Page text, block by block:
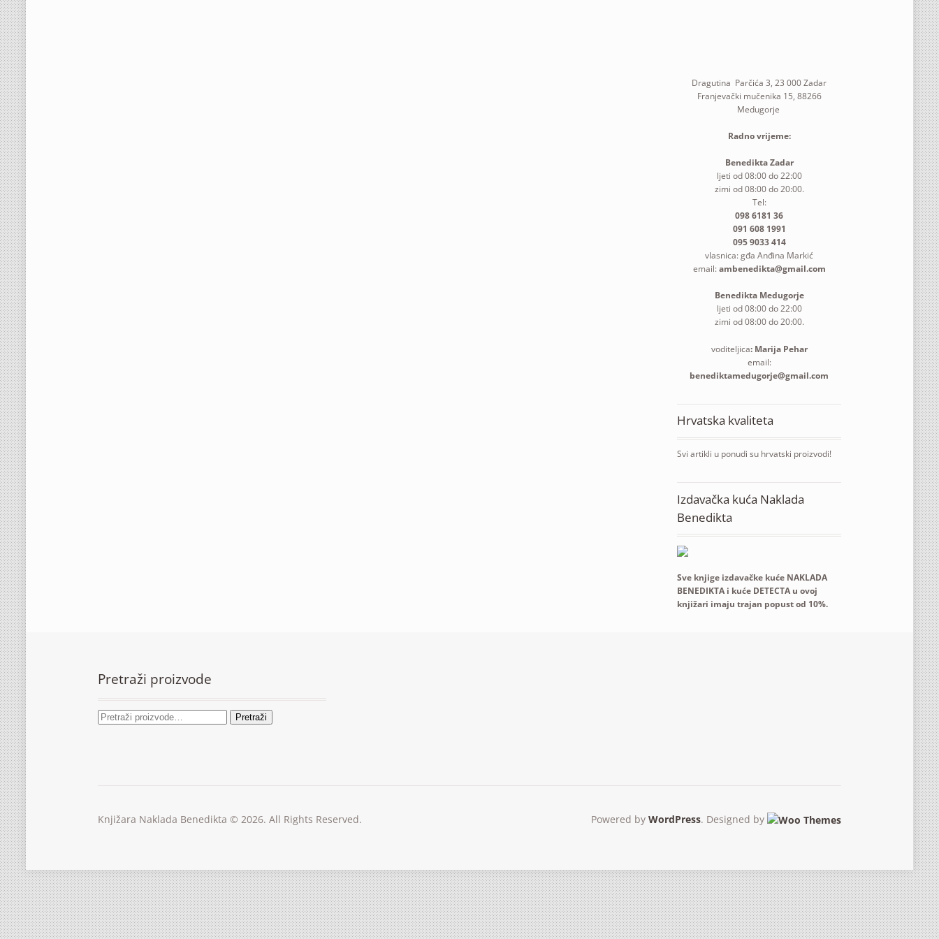
Dragutina Parčića 3, 23 000 Zadar
Franjevački mučenika 15, 88266
Medugorje
Radno vrijeme:
Benedikta Zadar
ljeti od 08:00 do 22:00
zimi od 08:00 do 20:00.
Tel:
098 6181 36
091 608 1991
095 9033 414
vlasnica: gđa Anđina Markić
email:ambenedikta@gmail.com
Benedikta Medugorje
ljeti od 08:00 do 22:00
zimi od 08:00 do 20:00.
voditeljica: Marija Pehar
email:
benediktamedugorje@gmail.com
Hrvatska kvaliteta
Svi artikli u ponudi su hrvatski proizvodi!
Izdavačka kuća Naklada
Benedikta
Sve knjige izdavačke kuće NAKLADA
BENEDIKTA i kuće DETECTA u ovoj
knjižari imaju trajan popust od 10%.
Pretraži proizvode
Pretraži
Knjižara Naklada Benedikta © 2026. All Rights Reserved. Powered by WordPress. Designed by